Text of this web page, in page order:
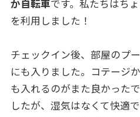
か自転車です。私たちはち
を利用しました！
チェックイン後、部屋のプ
にも入りました。コテージ
も入れるのがまた良かった
したが、湿気はなくて快適